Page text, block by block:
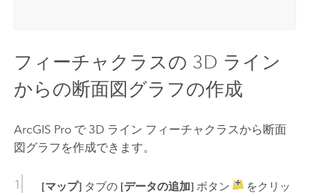
フィーチャクラスの 3D ライン
からの断面図グラフの作成
ArcGIS Proで 3D ライン フィーチャクラスから断面
図グラフを作成できます。
[マップ]タブの [データの追加]ボタン
をクリッ